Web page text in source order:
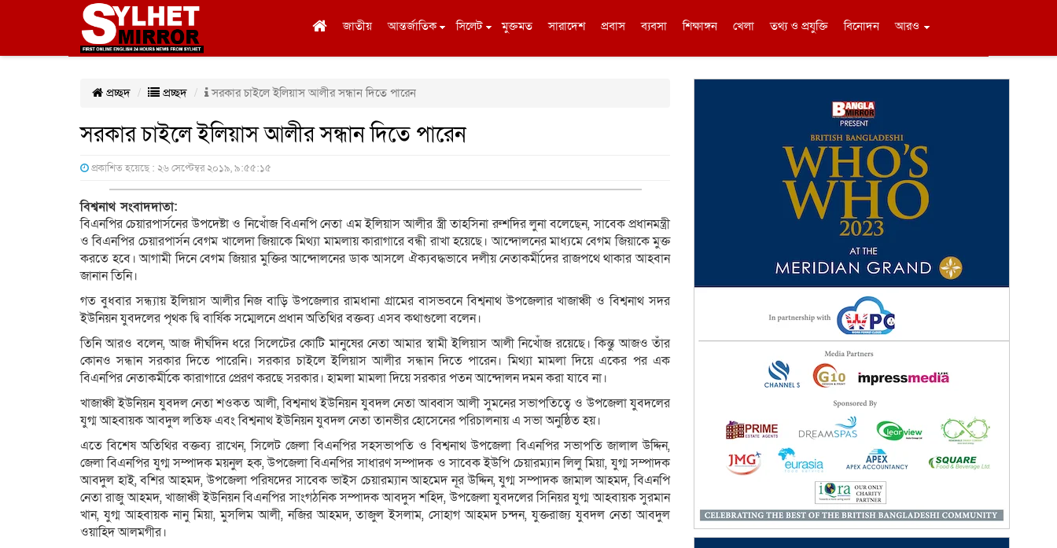
জাতীয় আন্তর্জাতিক সিলেট মুক্তমত সারাদেশ প্রবাস ব্যবসা শিক্ষাঙ্গন খেলা তথ্য ও প্রযুক্তি বিনোদন আরও
প্রচ্ছদ প্রচ্ছদ সরকার চাইলে ইলিয়াস আলীর সন্ধান দিতে পারেন
সরকার চাইলে ইলিয়াস আলীর সন্ধান দিতে পারেন
প্রকাশিত হয়েছে : ২৬ সেপ্টেম্বর ২০১৯, ৯:৫৫:১৫
বিশ্বনাথ সংবাদদাতা:
বিএনপির চেয়ারপার্সনের উপদেষ্টা ও নিখোঁজ বিএনপি নেতা এম ইলিয়াস আলীর স্ত্রী তাহসিনা রুশদির লুনা বলেছেন, সাবেক প্রধানমন্ত্রী
ও বিএনপির চেয়ারপার্সন বেগম খালেদা জিয়াকে মিথ্যা মামলায় কারাগারে বন্ধী রাখা হয়েছে। আন্দোলনের মাধ্যমে বেগম জিয়াকে মুক্ত
করতে হবে। আগামী দিনে বেগম জিয়ার মুক্তির আন্দোলনের ডাক আসলে ঐক্যবদ্ধভাবে দলীয় নেতাকর্মীদের রাজপথে থাকার আহবান
জানান তিনি।
গত বুধবার সন্ধ্যায় ইলিয়াস আলীর নিজ বাড়ি উপজেলার রামধানা গ্রামের বাসভবনে বিশ্বনাথ উপজেলার খাজাঞ্চী ও বিশ্বনাথ সদর
ইউনিয়ন যুবদলের পৃথক দ্বি বার্ষিক সম্মেলনে প্রধান অতিথির বক্তব্য এসব কথাগুলো বলেন।
তিনি আরও বলেন, আজ দীর্ঘদিন ধরে সিলেটের কোটি মানুষের নেতা আমার স্বামী ইলিয়াস আলী নিখোঁজ রয়েছে। কিন্তু আজও তাঁর
কোনও সন্ধান সরকার দিতে পারেনি। সরকার চাইলে ইলিয়াস আলীর সন্ধান দিতে পারেন। মিথ্যা মামলা দিয়ে একের পর এক
বিএনপির নেতাকর্মীকে কারাগারে প্রেরণ করছে সরকার। হামলা মামলা দিয়ে সরকার পতন আন্দোলন দমন করা যাবে না।
খাজাঞ্চী ইউনিয়ন যুবদল নেতা শওকত আলী, বিশ্বনাথ ইউনিয়ন যুবদল নেতা আব্বাস আলী সুমনের সভাপতিত্বে ও উপজেলা যুবদলের
যুগ্ম আহবায়ক আবদুল লতিফ এবং বিশ্বনাথ ইউনিয়ন যুবদল নেতা তানভীর হোসেনের পরিচালনায় এ সভা অনুষ্ঠিত হয়।
এতে বিশেষ অতিথির বক্তব্য রাখেন, সিলেট জেলা বিএনপির সহসভাপতি ও বিশ্বনাথ উপজেলা বিএনপির সভাপতি জালাল উদ্দিন,
জেলা বিএনপির যুগ্ম সম্পাদক ময়নুল হক, উপজেলা বিএনপির সাধারণ সম্পাদক ও সাবেক ইউপি চেয়ারম্যান লিলু মিয়া, যুগ্ম সম্পাদক
আবদুল হাই, বশির আহমদ, উপজেলা পরিষদের সাবেক ভাইস চেয়ারম্যান আহমেদ নূর উদ্দিন, যুগ্ম সম্পাদক জামাল আহমদ, বিএনপি
নেতা রাজু আহমদ, খাজাঞ্চী ইউনিয়ন বিএনপির সাংগঠনিক সম্পাদক আবদুস শহিদ, উপজেলা যুবদলের সিনিয়র যুগ্ম আহবায়ক সুরমান
খান, যুগ্ম আহবায়ক নানু মিয়া, মুসলিম আলী, নজির আহমদ, তাজুল ইসলাম, সোহাগ আহমদ চন্দন, যুক্তরাজ্য যুবদল নেতা আবদুল
ওয়াহিদ আলমগীর।